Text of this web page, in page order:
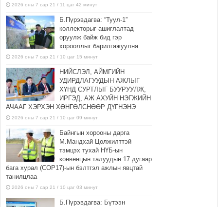
2026 оны 7 сар 21 / 11 цаг 42 минут
Б.Пүрэвдагва: “Туул-1”
коллекторыг ашиглалтад
оруулж байж бид гэр
хорооллыг барилгажуулна
2026 оны 7 сар 21 / 10 цаг 15 минут
НИЙСЛЭЛ, АЙМГИЙН
УДИРДЛАГУУДЫН АЖЛЫГ
ХҮНД СУРТЛЫГ БУУРУУЛЖ,
ИРГЭД, АЖ АХУЙН НЭГЖИЙН
АЧААГ ХЭРХЭН ХӨНГӨЛСНӨӨР ДҮГНЭНЭ
2026 оны 7 сар 21 / 10 цаг 09 минут
Байнгын хорооны дарга
М.Мандхай Цөлжилттэй
тэмцэх тухай НҮБ-ын
конвенцын талуудын 17 дугаар
бага хурал (СОР17)-ын бэлтгэл ажлын явцтай
танилцлаа
2026 оны 7 сар 21 / 10 цаг 03 минут
Б.Пүрэвдагва: Бүтээн